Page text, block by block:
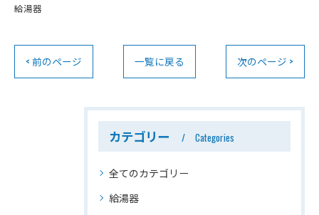
給湯器
< 前のページ 一覧に戻る 次のページ >
カテゴリー Categories
全てのカテゴリー
給湯器